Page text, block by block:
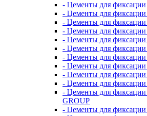
- Цементы для фиксации
- Цементы для
- Цементы для
- Цементы для
- Цементы для
- Цементы для
- Цементы для
- Цементы для
- Цементы для фиксации
- Цементы для фиксации
- Цементы для
GROUP
- Цементы для